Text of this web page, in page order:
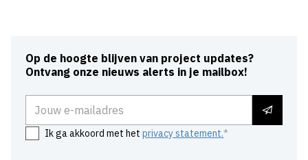
Op de hoogte blijven van project updates?
Ontvang onze nieuws alerts in je mailbox!
Ik ga akkoord met hetprivacy statement.